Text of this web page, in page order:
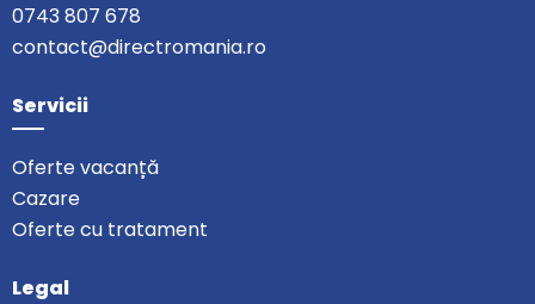
0743 807 678
contact@directromania.ro
Servicii
Oferte vacanță
Cazare
Oferte cu tratament
Legal